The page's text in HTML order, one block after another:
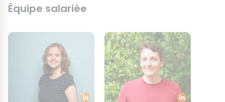
Équipe salariée